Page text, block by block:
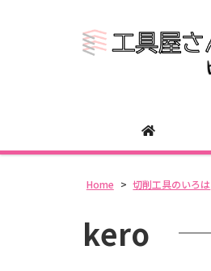
Home > 切削工具のいろは
kero